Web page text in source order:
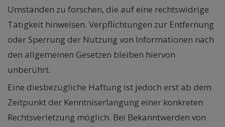
Umständen zu forschen, die auf eine rechtswidrige
Tätigkeit hinweisen. Verpflichtungen zur Entfernung
oder Sperrung der Nutzung von Informationen nach
den allgemeinen Gesetzen bleiben hiervon
unberührt.
Eine diesbezügliche Haftung ist jedoch erst ab dem
Zeitpunkt der Kenntniserlangung einer konkreten
Rechtsverletzung möglich. Bei Bekanntwerden von